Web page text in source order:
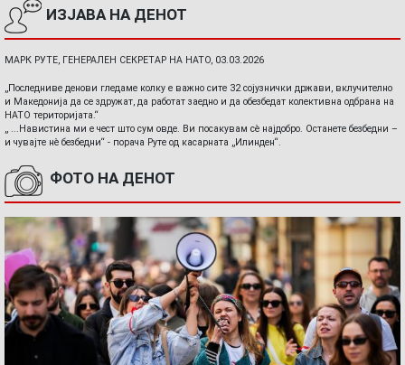
ИЗЈАВА НА ДЕНОТ
МАРК РУТЕ, ГЕНЕРАЛЕН СЕКРЕТАР НА НАТО, 03.03.2026
„Последниве денови гледаме колку е важно сите 32 сојузнички држави, вклучително
и Македонија да се здружат, да работат заедно и да обезбедат колективна одбрана на
НАТО територијата.“
„ ...Навистина ми е чест што сум овде. Ви посакувам сè најдобро. Останете безбедни –
и чувајте нè безбедни“ - порача Руте од касарната „Илинден“.
ФОТО НА ДЕНОТ